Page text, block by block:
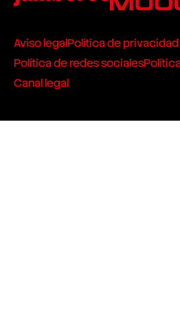
Aviso legalPolítica de privacidad
Política de redes sociales
Canal legal